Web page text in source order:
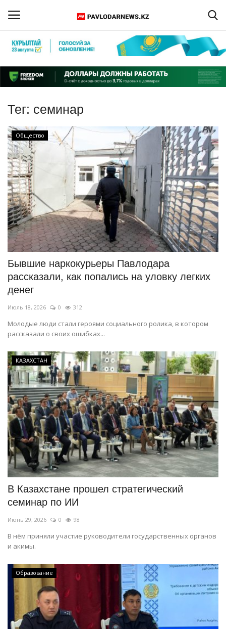
Регистрация
Главная
Обратная связь
ПАВЛОДАРСКАЯ ОБЛАСТЬ
КАЗАХСТАН
МИР
СПЕЦПРОЕКТЫ
СПОРТ
Чек-лист
РАЗВЛЕЧЕНИЯ
OFFICIAL
Язык
Қазақша Русский
Тег: семинар
Общество
Бывшие наркокурьеры Павлодара
рассказали, как попались на уловку легких
денег
Июль 18, 2026 0 312
Молодые люди стали героями социального ролика, в котором
рассказали о своих ошибках...
КАЗАХСТАН
В Казахстане прошел стратегический
семинар по ИИ
Июнь 29, 2026 0 98
В нём приняли участие руководители государственных органов
и акимы.
Образование